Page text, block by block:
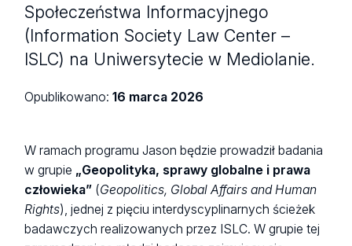
Społeczeństwa Informacyjnego
(Information Society Law Center –
ISLC) na Uniwersytecie w Mediolanie.
Opublikowano:16 marca 2026
W ramach programu Jason będzie prowadził badania
w grupie „Geopolityka, sprawy globalne i prawa
człowieka” (Geopolitics, Global Affairs and Human
Rights), jednej z pięciu interdyscyplinarnych ścieżek
badawczych realizowanych przez ISLC. W grupie tej